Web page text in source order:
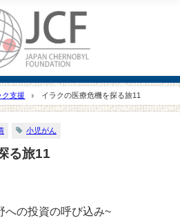
ク支援 イラクの医療危機を探る旅11
小児がん
る旅11
への投資の呼び込み~